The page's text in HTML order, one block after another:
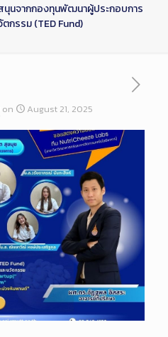
นุนจากกองทุนพัฒนาผู้ประกอบการ
ตกรรม (TED Fund)
on August 21, 2025